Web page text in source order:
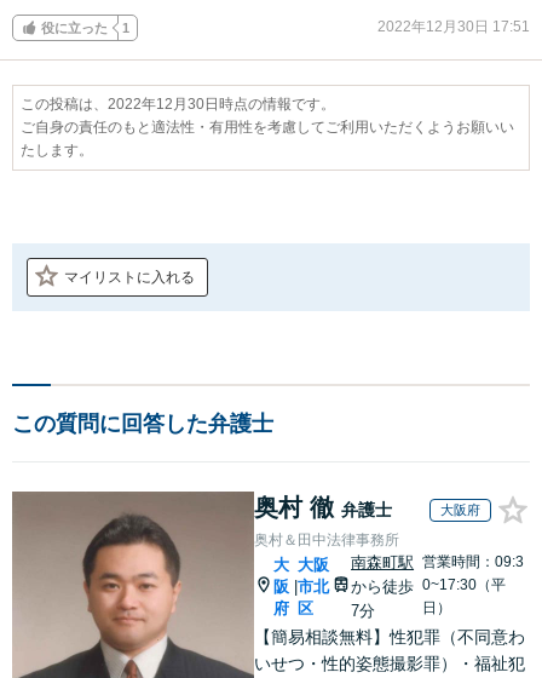
役に立った 1 2022年12月30日 17:51
この投稿は、2022年12月30日時点の情報です。
ご自身の責任のもと適法性・有用性を考慮してご利用いただくようお願いい
たします。
マイリストに入れる
この質問に回答した弁護士
奥村 徹 弁護士 大阪府
奥村＆田中法律事務所
大
阪
府
大阪
市北
区
南森町駅
から徒歩
7分
営業時間：09:3
0~17:30（平
日）
【簡易相談無料】性犯罪（不同意わ
いせつ・性的姿態撮影罪）・福祉犯